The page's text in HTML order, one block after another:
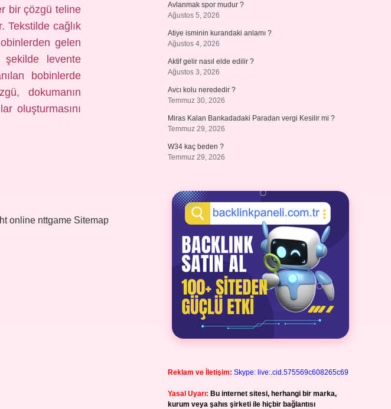
bir çözgü teline
Tekstilde cağlık
gelen
levente
bobinlerde
dokumanın
oluşturmasını
online nttgame Sitemap
Avlanmak spor mudur ?
Ağustos 5, 2026
Atiye isminin kurandaki anlamı ?
Ağustos 4, 2026
Aktif gelir nasıl elde edilir ?
Ağustos 3, 2026
Avcı kolu nerededir ?
Temmuz 30, 2026
Miras Kalan Bankadadaki Paradan vergi Kesilir mi ?
Temmuz 29, 2026
W34 kaç beden ?
Temmuz 29, 2026
Reklam ve İletişim: Skype: live:.cid.575569c608265c69
Yasal Uyarı: Bu internet sitesi, herhangi bir marka,
kurum veya şahıs şirketi ile hiçbir bağlantısı